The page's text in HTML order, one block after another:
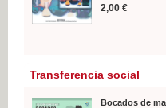
2,00 €
Transferencia social
Bocados de